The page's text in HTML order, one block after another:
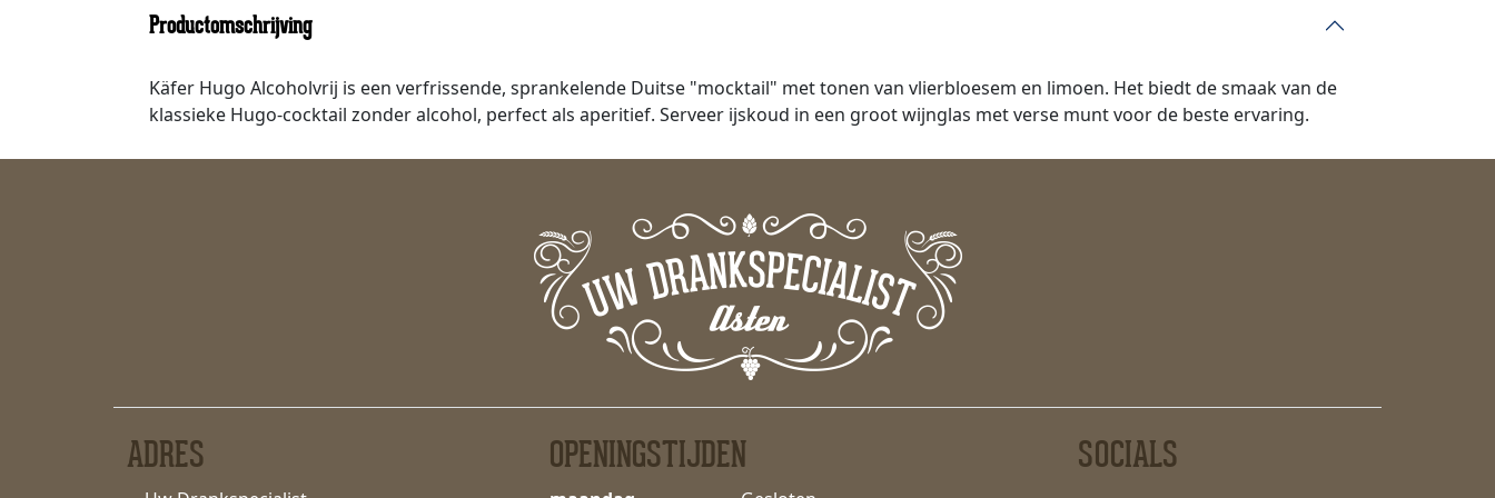
Productomschrijving
Käfer Hugo Alcoholvrij is een verfrissende, sprankelende Duitse "mocktail" met tonen van vlierbloesem en limoen. Het biedt de smaak van de
klassieke Hugo-cocktail zonder alcohol, perfect als aperitief. Serveer ijskoud in een groot wijnglas met verse munt voor de beste ervaring.
ADRES OPENINGSTIJDEN SOCIALS